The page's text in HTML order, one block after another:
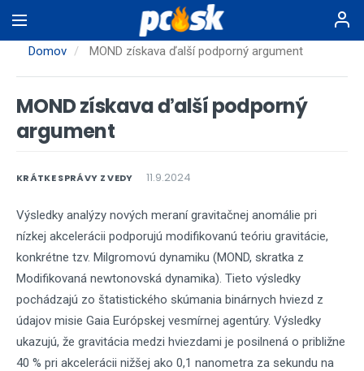
na
hlavnýDomov MOND získava ďalší podporný argument
MOND získava ďalší podporný
argument
KRÁTKE SPRÁVY Z VEDY 11.9.2024
Výsledky analýzy nových meraní gravitačnej anomálie pri
nízkej akcelerácii podporujú modifikovanú teóriu gravitácie,
konkrétne tzv. Milgromovú dynamiku (MOND, skratka z
Modifikovaná newtonovská dynamika). Tieto výsledky
pochádzajú zo štatistického skúmania binárnych hviezd z
údajov misie Gaia Európskej vesmírnej agentúry. Výsledky
ukazujú, že gravitácia medzi hviezdami je posilnená o približne
40 % pri akcelerácii nižšej ako 0,1 nanometra za sekundu na